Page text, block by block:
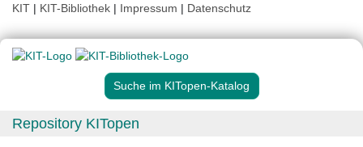
KIT | KIT-Bibliothek | Impressum | Datenschutz
Suche im KITopen-Katalog
Repository KITopen